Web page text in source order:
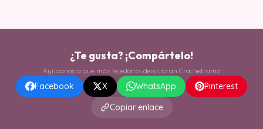
¿Te gusta? ¡Compártelo!
Ayúdanos a que más tejedoras descubran Crochetísimo
Facebook X WhatsApp
Pinterest
Copiar enlace